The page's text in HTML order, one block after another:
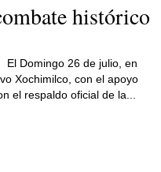
histórico
El Domingo 26 de julio, en
Xochimilco, con el apoyo
el respaldo oficial de la...